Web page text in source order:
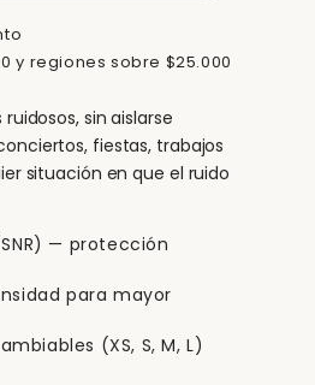
y regiones sobre $25.000
sin aislarse
fiestas, trabajos
situación en que el ruido
— protección
para mayor
(XS, S, M, L)